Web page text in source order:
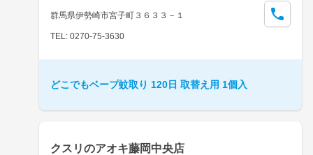
群馬県伊勢崎市宮子町３６３３－１
TEL: 0270-75-3630
どこでもベープ蚊取り 120日 取替え用 1個入
クスリのアオキ藤岡中央店